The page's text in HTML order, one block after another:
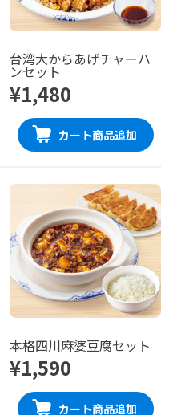
台湾大からあげチャーハ
ンセット
¥1,480
カート商品追加
本格四川麻婆豆腐セット
¥1,590
カート商品追加